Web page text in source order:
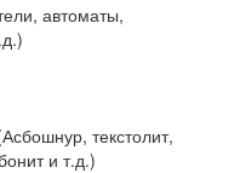
автоматы,
текстолит,
и т.д.)